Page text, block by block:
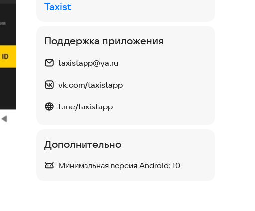
Taxist
Поддержка приложения
taxistapp@ya.ru
vk.com/taxistapp
t.me/taxistapp
Дополнительно
Минимальная версия Android: 10